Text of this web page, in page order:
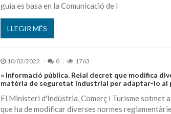
guia es basa en la Comunicació de l
LLEGIR MÉS
10/02/2022 0 1763
» Informació pública. Reial decret que modifica
matèria de seguretat industrial per adaptar-lo al
El Ministeri d'Indústria, Comerç i Turisme sotmet
que ha de modificar diverses normes